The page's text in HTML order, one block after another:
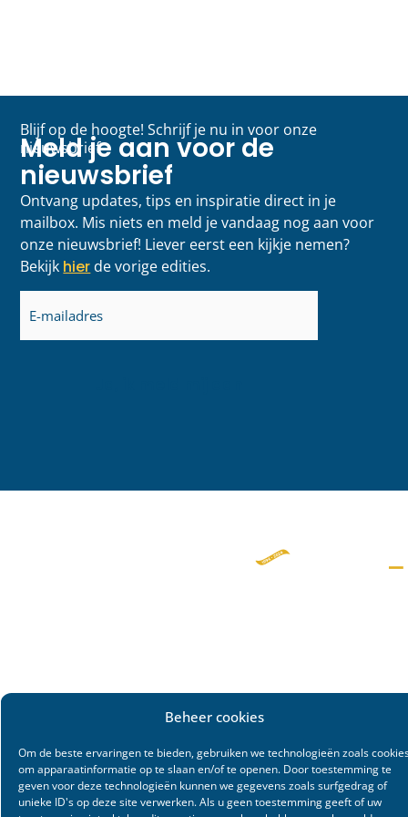
Beheer cookies
Om de beste ervaringen te bieden, gebruiken we technologieën zoals
om apparaatinformatie op te slaan en/of te openen. Door toestemming te
geven voor deze technologieën kunnen we gegevens zoals surfgedrag of
unieke ID's op deze site verwerken. Als u geen toestemming geeft of uw
Blijf op de hoogte! Schrijf je nu in voor onze
nieuwsbrief
Meld je aan voor de
nieuwsbrief
Ontvang updates, tips en inspiratie direct in je
mailbox. Mis niets en meld je vandaag nog aan voor
onze nieuwsbrief! Liever eerst een kijkje nemen?
Bekijk hier de vorige edities.
E-
mailadres
(Vereist)